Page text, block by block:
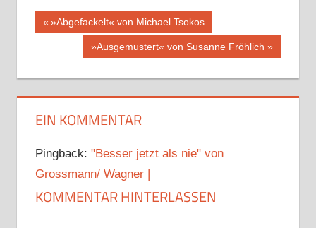
Beitragsnavigation
Vorheriger
Beitrag:
»Abgefackelt« von Michael Tsokos
Nächster
»Ausgemustert« von Susanne Fröhlich
EIN KOMMENTAR
Pingback: "Besser jetzt als nie" von
Grossmann/ Wagner |
KOMMENTAR HINTERLASSEN